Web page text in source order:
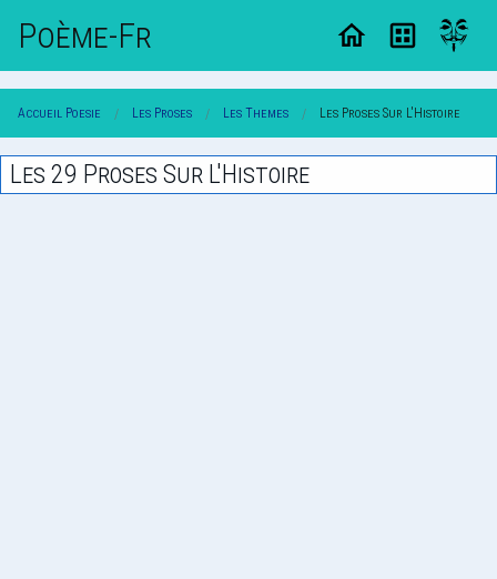
Poème-Fr
Accueil Poesie Les Proses Les Themes Les Proses Sur L'Histoire
Les 29 Proses Sur L'Histoire